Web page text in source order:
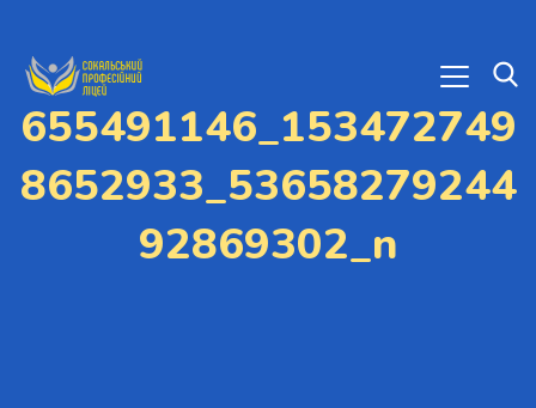
655491146_153472749
8652933_53658279244
92869302_n